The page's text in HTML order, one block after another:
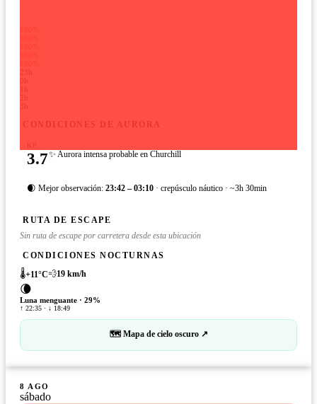
CONDICIONES DE AURORA
KP
3.7✨ Aurora intensa probable en Churchill
🌒 Mejor observación: 23:42 – 03:10 · crepúsculo náutico · ~3h 30min
RUTA DE ESCAPE
Sin ruta de escape por carretera desde esta ubicación
CONDICIONES NOCTURNAS
🌡️+11°C💨19 km/h
🌘
Luna menguante · 29%
↑ 22:35 · ↓ 18:49
🗺 Mapa de cielo oscuro ↗
8 AGO
sábado